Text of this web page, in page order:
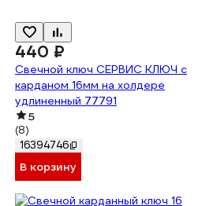
440 ₽
Свечной ключ СЕРВИС КЛЮЧ с
карданом 16мм на холдере
удлиненный 77791
5
(8)
16394746
В корзину